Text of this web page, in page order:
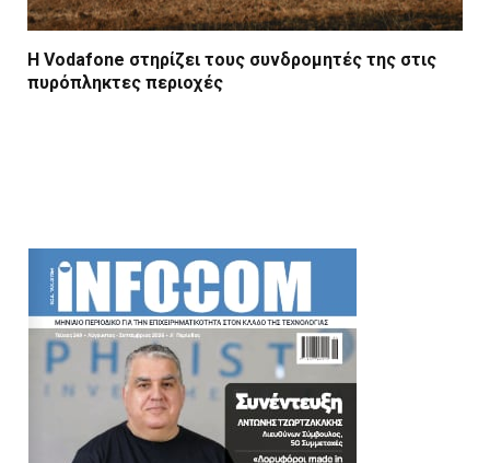
Η Vodafone στηρίζει τους συνδρομητές της στις
πυρόπληκτες περιοχές